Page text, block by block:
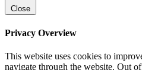
Close
Privacy Overview
This website uses cookies to
navigate through the website. Out